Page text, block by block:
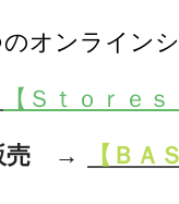
のオンライン
【Ｓｔｏｒｅ
売 → 【ＢＡ